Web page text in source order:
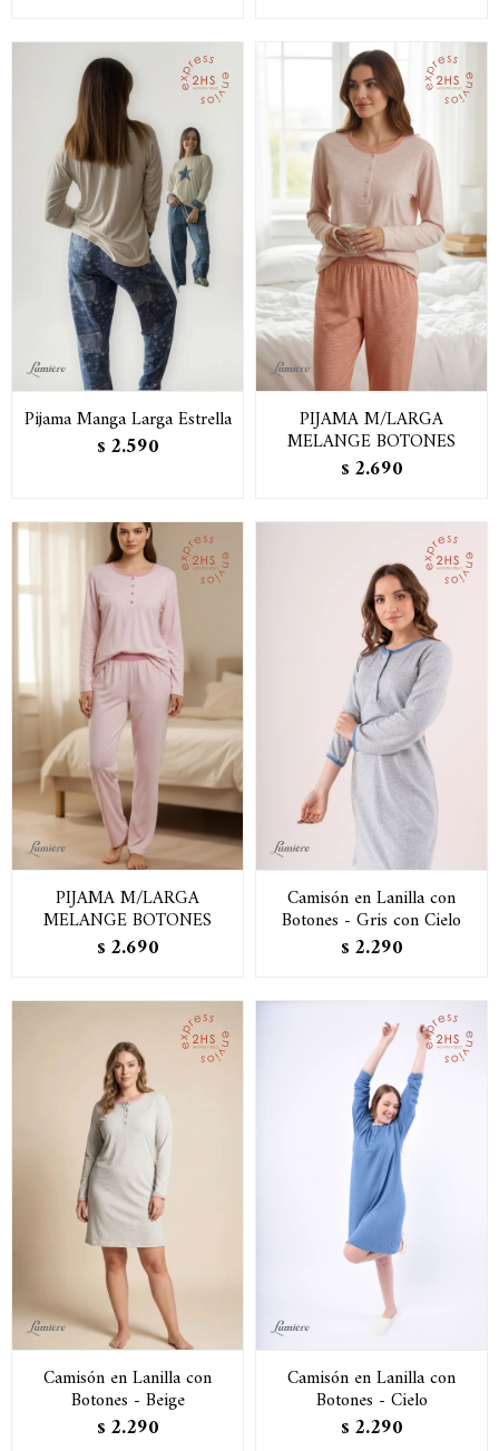
Pijama Manga Larga Estrella
$ 2.590
PIJAMA M/LARGA
MELANGE BOTONES
$ 2.690
PIJAMA M/LARGA
MELANGE BOTONES
$ 2.690
Camisón en Lanilla con
Botones - Gris con Cielo
$ 2.290
Camisón en Lanilla con
Botones - Beige
$ 2.290
Camisón en Lanilla con
Botones - Cielo
$ 2.290